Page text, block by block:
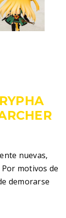
nuevas,
motivos de
demorarse